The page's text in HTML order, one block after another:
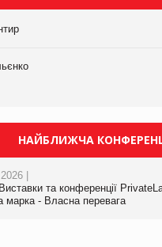
НАЙБЛИЖЧА
|
та конференції
марка - Власна перевага